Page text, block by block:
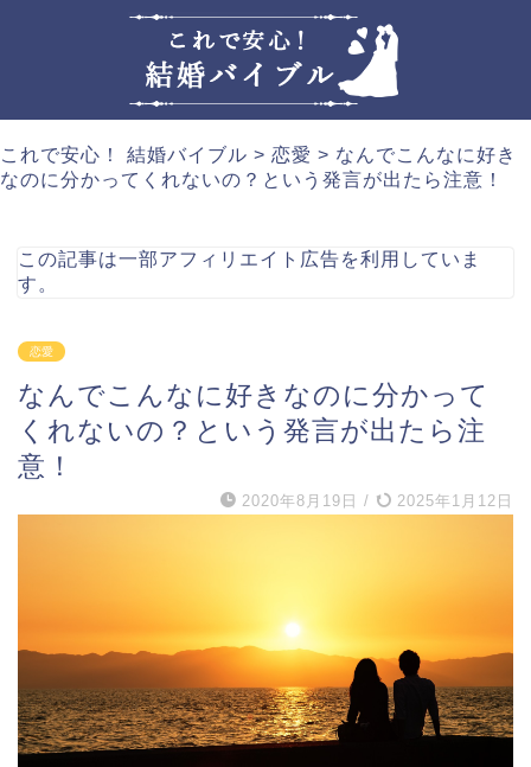
これで安心！ 結婚バイブル > 恋愛 > なんでこんなに好き
なのに分かってくれないの？という発言が出たら注意！
この記事は一部アフィリエイト広告を利用していま
す。
恋愛
なんでこんなに好きなのに分かって
くれないの？という発言が出たら注
意！
2020年8月19日 / 2025年1月12日